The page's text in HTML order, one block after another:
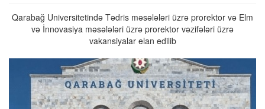
Qarabağ Universitetində Tədris məsələləri üzrə prorektor və Elm
və İnnovasiya məsələləri üzrə prorektor vəzifələri üzrə
vakansiyalar elan edilib